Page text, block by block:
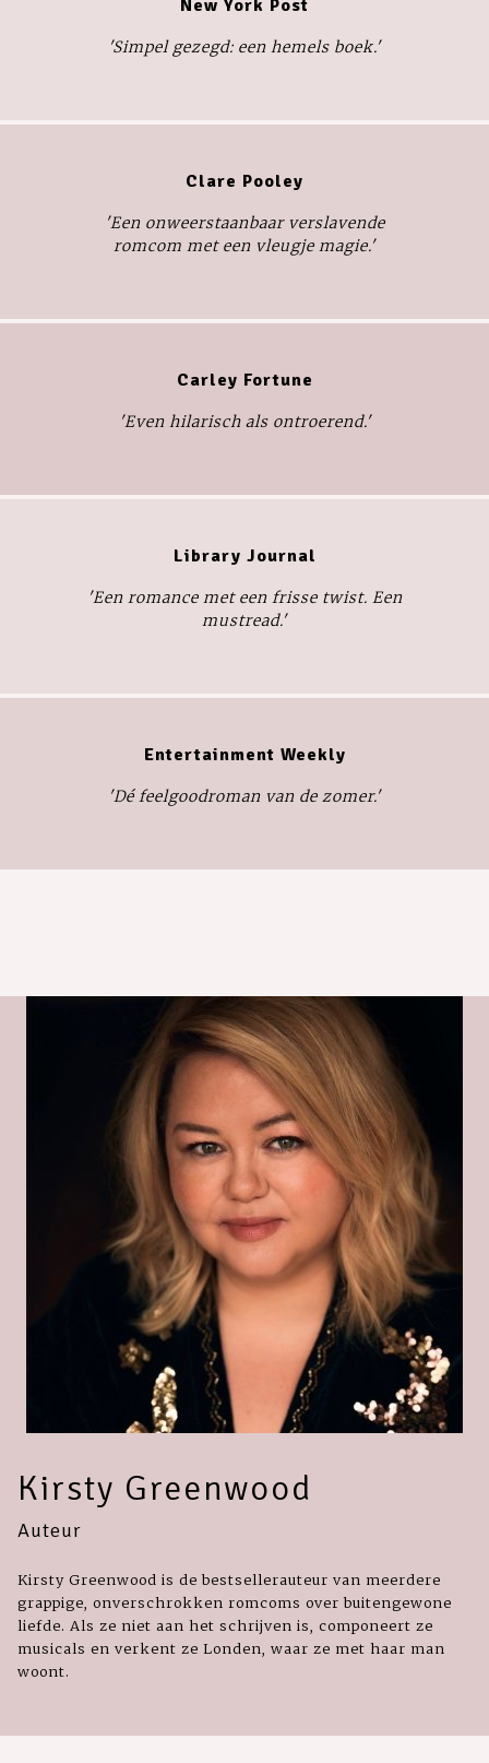
New York Post
'Simpel gezegd: een hemels boek.'
Clare Pooley
'Een onweerstaanbaar verslavende
romcom met een vleugje magie.'
Carley Fortune
'Even hilarisch als ontroerend.'
Library Journal
'Een romance met een frisse twist. Een
mustread.'
Entertainment Weekly
'Dé feelgoodroman van de zomer.'
Kirsty Greenwood
Auteur
Kirsty Greenwood is de bestsellerauteur van meerdere
grappige, onverschrokken romcoms over buitengewone
liefde. Als ze niet aan het schrijven is, componeert ze
musicals en verkent ze Londen, waar ze met haar man
woont.